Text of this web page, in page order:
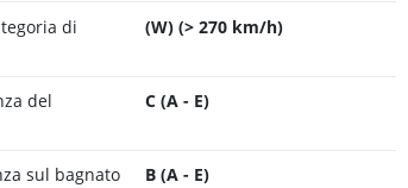
di
(W) (> 270 km/h)
del
C (A - E)
sul bagnato B (A - E)